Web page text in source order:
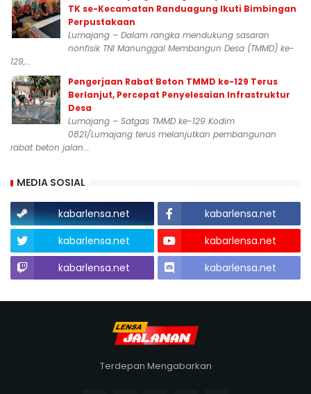
TK se-Kecamatan Randuagung Ikuti Bimbingan
Perpustakaan
Lumajang – Dalam rangka mendukung sasaran
nonfisik TNI Manunggal Membangun Desa (TMMD) ke-
129,...
Pengerjaan Rabat Beton TMMD ke-129 Terus
Berlanjut, Percepat Penyelesaian Infrastruktur
Desa
Lumajang – Satgas TMMD ke-129 Kodim
0821/Lumajang terus melanjutkan pembangunan
rabat beton jalan...
MEDIA SOSIAL
kabarlensa.net
kabarlensa.net
kabarlensa.net
kabarlensa.net
kabarlensa.net
kabarlensa.net
Terdepan Mengabarkan